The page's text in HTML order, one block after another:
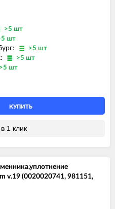
>5 шт
шт
>5 шт
>5 шт
>5 шт
КУПИТЬ
1 клик
(0020020741, 981151,